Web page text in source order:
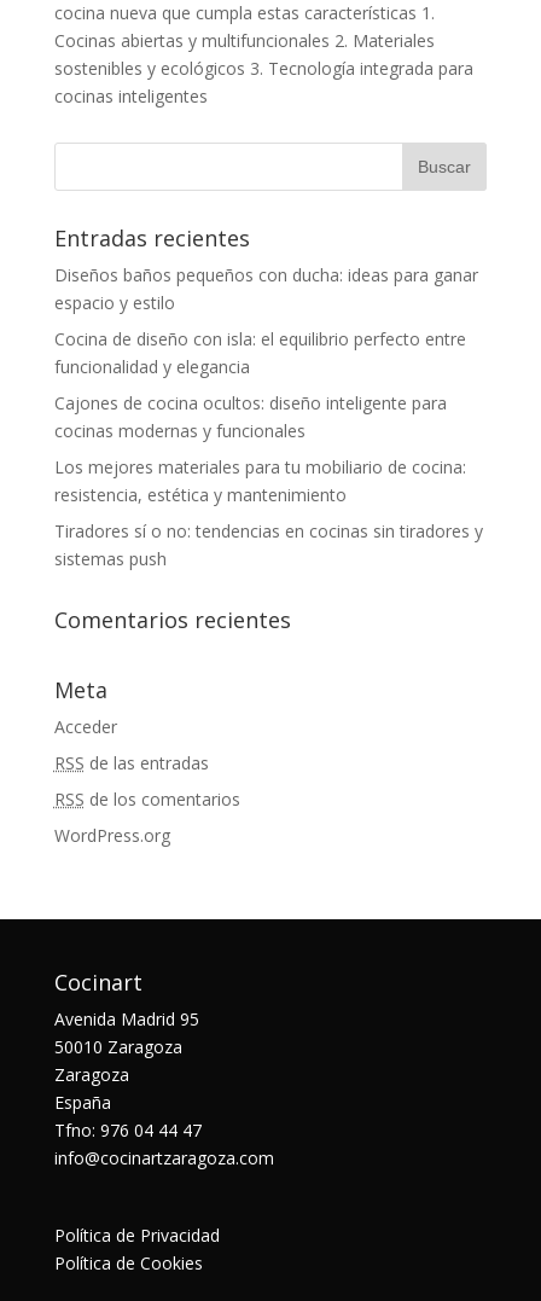
cocina nueva que cumpla estas características 1.
Cocinas abiertas y multifuncionales 2. Materiales
sostenibles y ecológicos 3. Tecnología integrada para
cocinas inteligentes
Entradas recientes
Diseños baños pequeños con ducha: ideas para ganar
espacio y estilo
Cocina de diseño con isla: el equilibrio perfecto entre
funcionalidad y elegancia
Cajones de cocina ocultos: diseño inteligente para
cocinas modernas y funcionales
Los mejores materiales para tu mobiliario de cocina:
resistencia, estética y mantenimiento
Tiradores sí o no: tendencias en cocinas sin tiradores y
sistemas push
Comentarios recientes
Meta
Acceder
RSS de las entradas
RSS de los comentarios
WordPress.org
Cocinart
Avenida Madrid 95
50010 Zaragoza
Zaragoza
España
Tfno: 976 04 44 47
info@cocinartzaragoza.com
Política de Privacidad
Política de Cookies